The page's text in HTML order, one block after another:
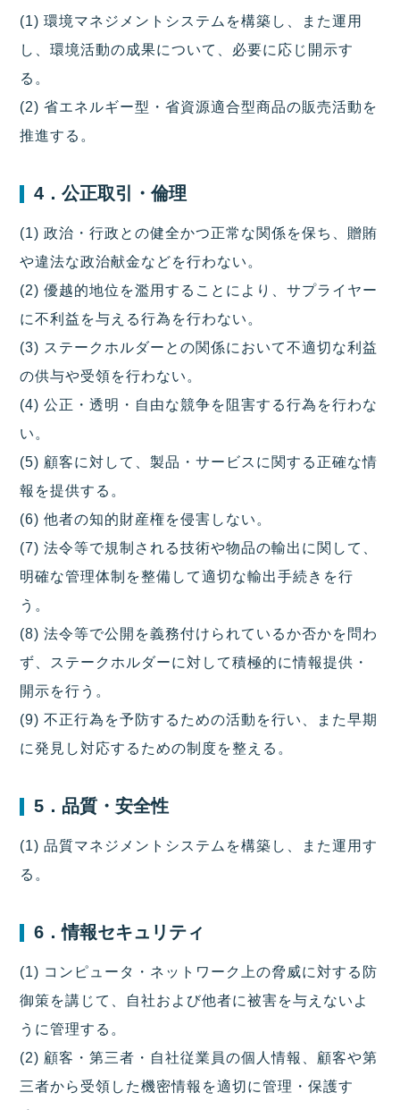
(1) 環境マネジメントシステムを構築し、また運用
し、環境活動の成果について、必要に応じ開示す
る。
(2) 省エネルギー型・省資源適合型商品の販売活動を
推進する。
4．公正取引・倫理
(1) 政治・行政との健全かつ正常な関係を保ち、贈賄
や違法な政治献金などを行わない。
(2) 優越的地位を濫用することにより、サプライヤー
に不利益を与える行為を行わない。
(3) ステークホルダーとの関係において不適切な利益
の供与や受領を行わない。
(4) 公正・透明・自由な競争を阻害する行為を行わな
い。
(5) 顧客に対して、製品・サービスに関する正確な情
報を提供する。
(6) 他者の知的財産権を侵害しない。
(7) 法令等で規制される技術や物品の輸出に関して、
明確な管理体制を整備して適切な輸出手続きを行
う。
(8) 法令等で公開を義務付けられているか否かを問わ
ず、ステークホルダーに対して積極的に情報提供・
開示を行う。
(9) 不正行為を予防するための活動を行い、また早期
に発見し対応するための制度を整える。
5．品質・安全性
(1) 品質マネジメントシステムを構築し、また運用す
る。
6．情報セキュリティ
(1) コンピュータ・ネットワーク上の脅威に対する防
御策を講じて、自社および他者に被害を与えないよ
うに管理する。
(2) 顧客・第三者・自社従業員の個人情報、顧客や第
三者から受領した機密情報を適切に管理・保護す